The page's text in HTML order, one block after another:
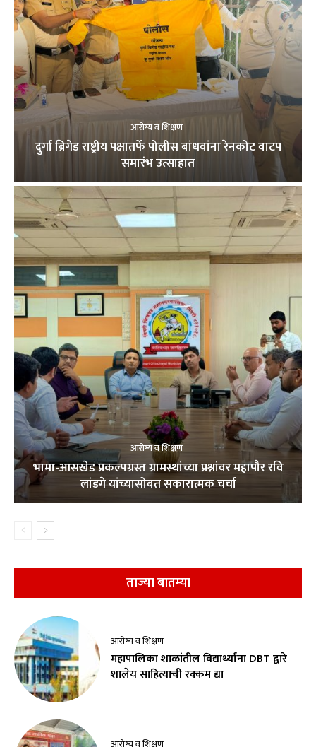
आरोग्य व शिक्षण
दुर्गा ब्रिगेड राष्ट्रीय पक्षातर्फे पोलीस बांधवांना रेनकोट वाटप
समारंभ उत्साहात
आरोग्य व शिक्षण
भामा-आसखेड प्रकल्पग्रस्त ग्रामस्थांच्या प्रश्नांवर महापौर रवि
लांडगे यांच्यासोबत सकारात्मक चर्चा
ताज्या बातम्या
आरोग्य व शिक्षण
महापालिका शाळांतील विद्यार्थ्यांना DBT द्वारे
शालेय साहित्याची रक्कम द्या